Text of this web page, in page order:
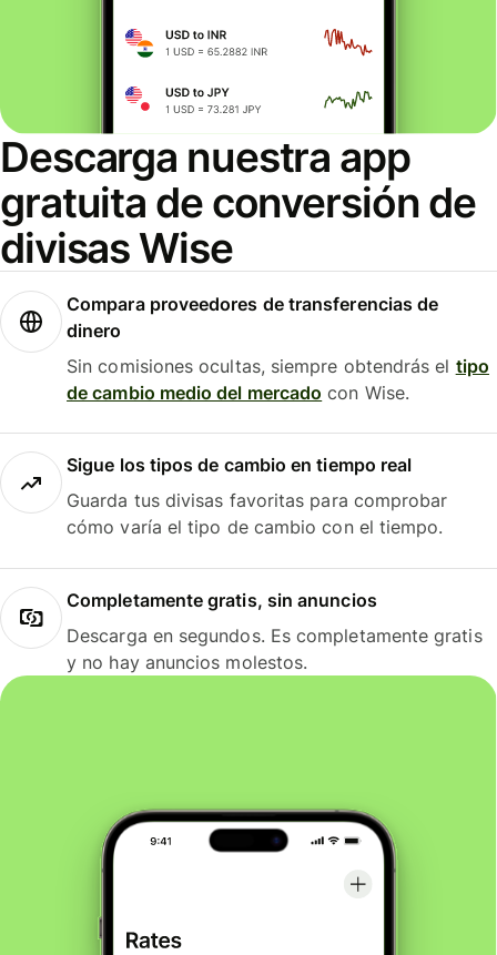
Descarga nuestra app
gratuita de conversión de
divisas Wise
Compara proveedores de transferencias de
dinero
Sin comisiones ocultas, siempre obtendrás el tipo
de cambio medio del mercado con Wise.
Sigue los tipos de cambio en tiempo real
Guarda tus divisas favoritas para comprobar
cómo varía el tipo de cambio con el tiempo.
Completamente gratis, sin anuncios
Descarga en segundos. Es completamente gratis
y no hay anuncios molestos.